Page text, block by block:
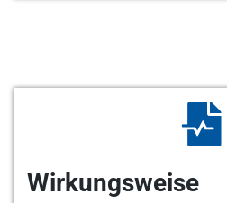
Wirkungsweise